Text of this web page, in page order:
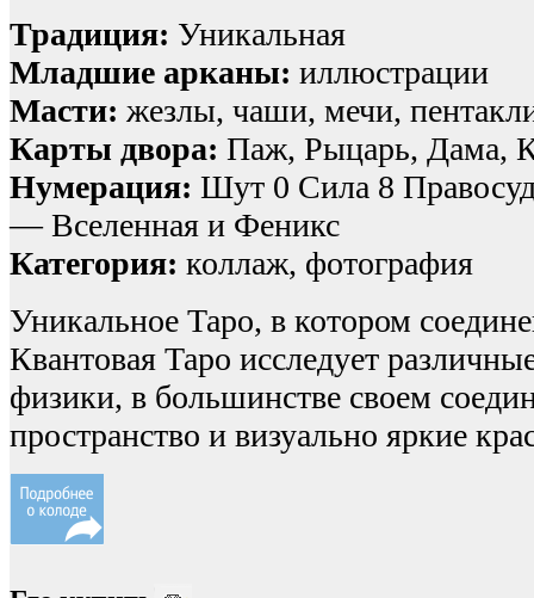
Традиция: Уникальная
Младшие арканы: иллюстрации
Масти: жезлы, чаши, мечи,
Карты двора: Паж, Рыцарь, Дама,
Нумерация: Шут 0 Сила 8
— Вселенная и Феникс
Категория: коллаж, фотография
Уникальное Таро, в котором
Квантовая Таро исследует
физики, в большинстве своем
пространство и визуально яркие